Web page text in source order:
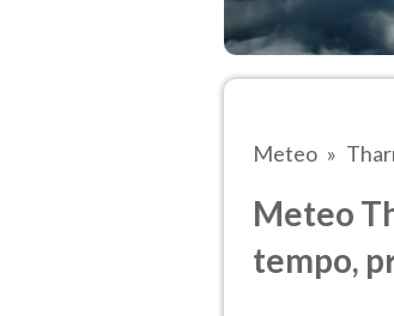
Meteo
Meteo
tempo,